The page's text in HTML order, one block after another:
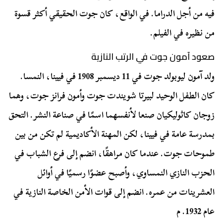
فيه من أجل الدراما. في الواقع، كان جوت الحقيقي أكثر قسوة
من نظيره في الفيلم.
صعود آمون جوت في الرتب النازية
ولد آمون ليوبولد جوت في 11 ديسمبر 1908 في فيينا، النمسا.
كان الطفل الوحيد لبيرتا شويندت جوت وأمون فرانز جوت، وهما
زوجان كاثوليكيان صنعا لأنفسهما اسمًا في صناعة النشر. التحق
بمدرسة عامة في فيينا، لكن المهنة الأكاديمية لم تكن من بين
طموحات جوت. عندما كان مراهقًا، انضم إلى فرع الشباب في
الحزب النازي النمساوي، وأصبح عضوًا رسميًا في أوائل
العشرينات من عمره. انضم إلى قوات الأمن الخاصة النازية في
عام 1932. م